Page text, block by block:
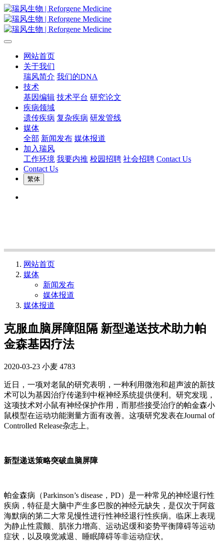
网站首页
关于我们
瑞风简介 我们的DNA
技术
基因编辑 技术平台 研究论文
疾病领域
遗传疾病 复杂疾病 研发管线
媒体
全部 新闻发布 媒体报道
加入瑞风
工作环境 我要内推 校园招聘 社会招聘 Contact Us
Contact Us
繁体
网站首页
媒体
新闻发布
媒体报道
媒体报道
克服血脑屏障阻隔 新型递送技术助力帕
金森基因疗法
2020-03-23 小麦 4783
近日，一项对老鼠的研究表明，一种利用微泡和超声波的新技
术可以为基因治疗传递到中枢神经系统提供便利。研究发现，
这项技术对小鼠有神经保护作用，而那些接受治疗的帕金森小
鼠模型在运动功能测量方面有改善。这项研究发表在Journal of
Controlled Release杂志上。
新型递送策略突破血脑屏障
帕金森病（Parkinson’s disease，PD）是一种常见的神经退行性
疾病，特征是大脑中产生多巴胺的神经元缺失，是仅次于阿兹
海默病的第二大常见慢性进行性神经退行性疾病。临床上表现
为静止性震颤、肌张力增高、运动迟缓和姿势平衡障碍等运动
症状，以及嗅觉减退、睡眠障碍等非运动症状。